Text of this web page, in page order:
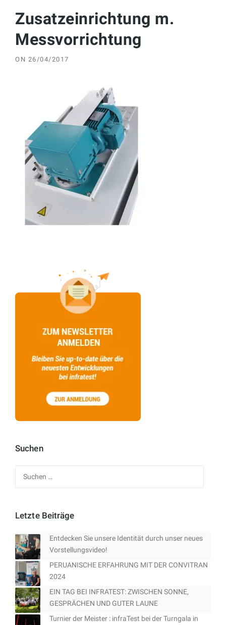
Zusatzeinrichtung m.
Messvorrichtung
ON 26/04/2017
Suchen
Letzte Beiträge
Entdecken Sie unsere Identität durch unser neues
Vorstellungsvideo!
PERUANISCHE ERFAHRUNG MIT DER CONVITRAN
2024
EIN TAG BEI INFRATEST: ZWISCHEN SONNE,
GESPRÄCHEN UND GUTER LAUNE
Turnier der Meister : infraTest bei der Turngala in